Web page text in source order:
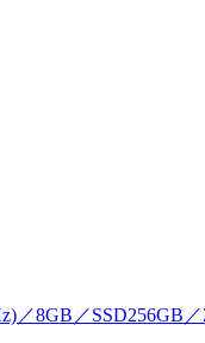
8GB／SSD256GB